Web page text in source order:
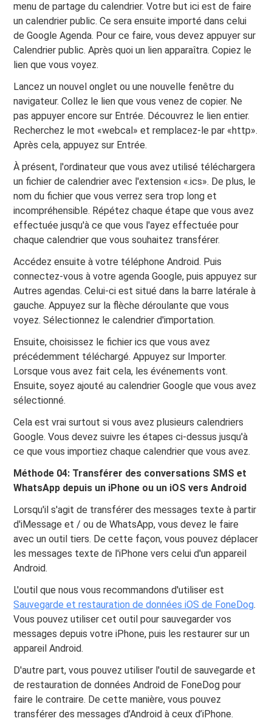
menu de partage du calendrier. Votre but ici est de faire
un calendrier public. Ce sera ensuite importé dans celui
de Google Agenda. Pour ce faire, vous devez appuyer sur
Calendrier public. Après quoi un lien apparaîtra. Copiez le
lien que vous voyez.
Lancez un nouvel onglet ou une nouvelle fenêtre du
navigateur. Collez le lien que vous venez de copier. Ne
pas appuyer encore sur Entrée. Découvrez le lien entier.
Recherchez le mot «webcal» et remplacez-le par «http».
Après cela, appuyez sur Entrée.
À présent, l'ordinateur que vous avez utilisé téléchargera
un fichier de calendrier avec l'extension «.ics». De plus, le
nom du fichier que vous verrez sera trop long et
incompréhensible. Répétez chaque étape que vous avez
effectuée jusqu'à ce que vous l'ayez effectuée pour
chaque calendrier que vous souhaitez transférer.
Accédez ensuite à votre téléphone Android. Puis
connectez-vous à votre agenda Google, puis appuyez sur
Autres agendas. Celui-ci est situé dans la barre latérale à
gauche. Appuyez sur la flèche déroulante que vous
voyez. Sélectionnez le calendrier d'importation.
Ensuite, choisissez le fichier ics que vous avez
précédemment téléchargé. Appuyez sur Importer.
Lorsque vous avez fait cela, les événements vont.
Ensuite, soyez ajouté au calendrier Google que vous avez
sélectionné.
Cela est vrai surtout si vous avez plusieurs calendriers
Google. Vous devez suivre les étapes ci-dessus jusqu'à
ce que vous importiez chaque calendrier que vous avez.
Méthode 04: Transférer des conversations SMS et
WhatsApp depuis un iPhone ou un iOS vers Android
Lorsqu'il s'agit de transférer des messages texte à partir
d'iMessage et / ou de WhatsApp, vous devez le faire
avec un outil tiers. De cette façon, vous pouvez déplacer
les messages texte de l'iPhone vers celui d'un appareil
Android.
L'outil que nous vous recommandons d'utiliser est
Sauvegarde et restauration de données iOS de FoneDog.
Vous pouvez utiliser cet outil pour sauvegarder vos
messages depuis votre iPhone, puis les restaurer sur un
appareil Android.
D'autre part, vous pouvez utiliser l'outil de sauvegarde et
de restauration de données Android de FoneDog pour
faire le contraire. De cette manière, vous pouvez
transférer des messages d’Android à ceux d’iPhone.